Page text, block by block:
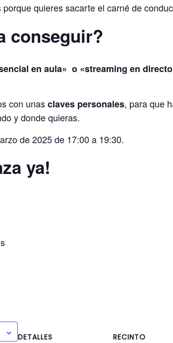
quieres sacarte el carné de
conseguir?
en aula» o «streaming en
con unasclaves personales, para que
y donde quieras.
de 2025 de 17:00 a 19:30.
ya!
DETALLES RECINTO